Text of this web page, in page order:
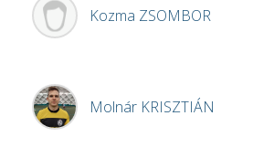
Kozma ZSOMBOR
Molnár KRISZTIÁN